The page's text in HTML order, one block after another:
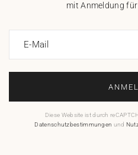
mit Anmeldung
E-Mail
Diese Website ist durch
Datenschutzbestimmungen und